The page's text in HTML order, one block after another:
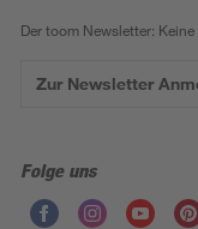
Der toom Newsletter:
Zur Newsletter
Folge uns